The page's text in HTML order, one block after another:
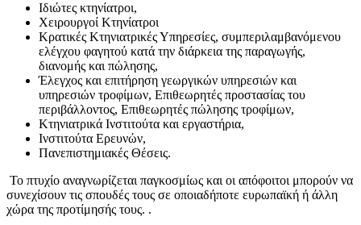
Ιδιώτες κτηνίατροι,
Χειρουργοί Κτηνίατροι
Κρατικές Κτηνιατρικές Υπηρεσίες, συμπεριλαμβανόμενου
ελέγχου φαγητού κατά την διάρκεια της παραγωγής,
διανομής και πώλησης,
Έλεγχος και επιτήρηση γεωργικών υπηρεσιών και
υπηρεσιών τροφίμων, Επιθεωρητές προστασίας του
περιβάλλοντος, Επιθεωρητές πώλησης τροφίμων,
Κτηνιατρικά Ινστιτούτα και εργαστήρια,
Ινστιτούτα Ερευνών,
Πανεπιστημιακές Θέσεις.
Το πτυχίο αναγνωρίζεται παγκοσμίως και οι απόφοιτοι μπορούν να
συνεχίσουν τις σπουδές τους σε οποιαδήποτε ευρωπαϊκή ή άλλη
χώρα της προτίμησής τους. .